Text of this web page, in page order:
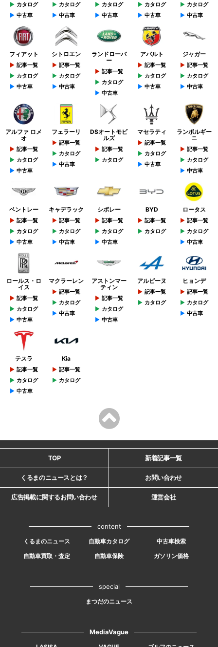
カタログ
中古車
カタログ
中古車
カタログ
中古車
カタログ
中古車
カタログ
中古車
フィアット
記事一覧
カタログ
中古車
シトロエン
記事一覧
カタログ
中古車
ランドローバ
ー
記事一覧
カタログ
中古車
アバルト
記事一覧
カタログ
中古車
ジャガー
記事一覧
カタログ
中古車
アルファ ロメ
オ
記事一覧
カタログ
中古車
フェラーリ
記事一覧
カタログ
中古車
DSオートモビ
ルズ
記事一覧
カタログ
マセラティ
記事一覧
カタログ
中古車
ランボルギー
ニ
記事一覧
カタログ
中古車
ベントレー
記事一覧
カタログ
中古車
キャデラック
記事一覧
カタログ
中古車
シボレー
記事一覧
カタログ
中古車
BYD
記事一覧
カタログ
ロータス
記事一覧
カタログ
中古車
ロールス・ロ
イス
記事一覧
カタログ
中古車
マクラーレン
記事一覧
カタログ
中古車
アストンマー
ティン
記事一覧
カタログ
中古車
アルピーヌ
記事一覧
カタログ
ヒョンデ
記事一覧
カタログ
中古車
テスラ
記事一覧
カタログ
中古車
Kia
記事一覧
カタログ
TOP 新着記事一覧
くるまのニュースとは？ お問い合わせ
広告掲載に関するお問い合わせ 運営会社
content
くるまのニュース 自動車カタログ
中古車検索
自動車買取・査定
自動車保険 ガソリン価格
special
まつだのニュース
MediaVague